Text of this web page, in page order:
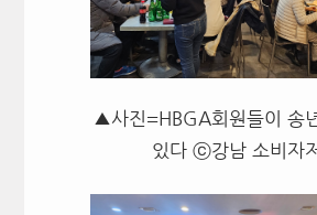
▲사진=HBGA회원들이 송
있다 ⓒ강남 소비자